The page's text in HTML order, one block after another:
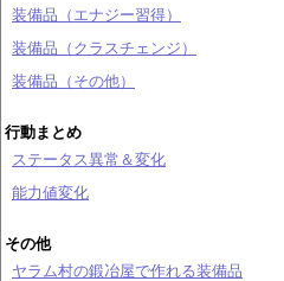
装備品（エナジー習得）
装備品（クラスチェンジ）
装備品（その他）
行動まとめ
ステータス異常＆変化
能力値変化
その他
ヤラム村の鍛冶屋で作れる装備品